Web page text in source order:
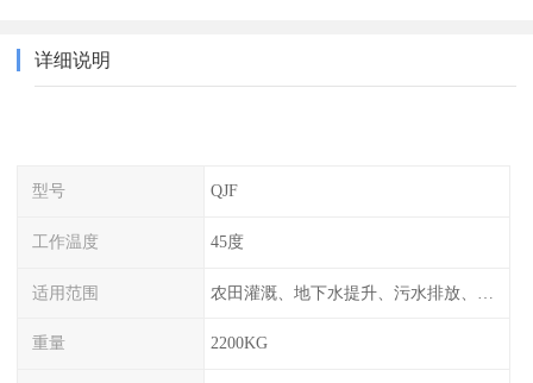
详细说明
型号 QJF
工作温度 45度
适用范围
重量 2200KG